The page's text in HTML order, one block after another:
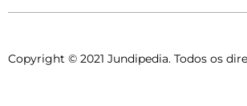
Copyright © 2021 Jundipedia. Todos os